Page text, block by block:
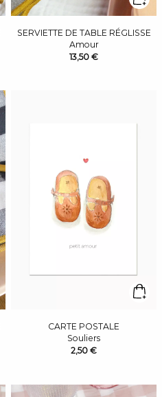
SERVIETTE DE TABLE RÉGLISSE
Amour
13,50 €
CARTE POSTALE
Souliers
2,50 €